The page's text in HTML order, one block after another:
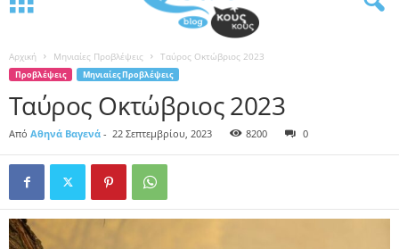
Αρχική Μηνιαίες Προβλέψεις Ταύρος Οκτώβριος 2023
Προβλέψεις Μηνιαίες Προβλέψεις
Ταύρος Οκτώβριος 2023
Από Αθηνά Βαγενά - 22 Σεπτεμβρίου, 2023 8200 0